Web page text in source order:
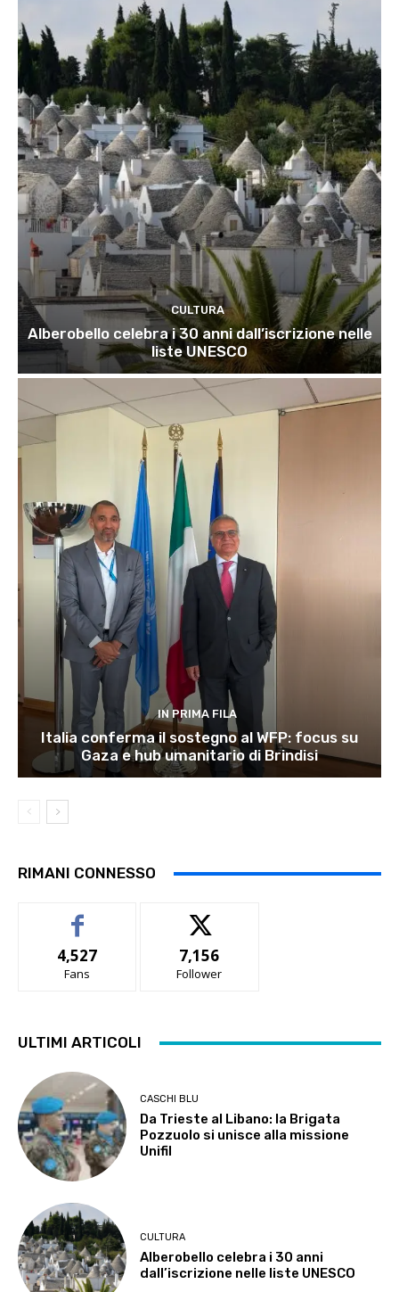
CULTURA
Alberobello celebra i 30 anni dall’iscrizione nelle
liste UNESCO
IN PRIMA FILA
Italia conferma il sostegno al WFP: focus su
Gaza e hub umanitario di Brindisi
RIMANI CONNESSO
4,527
Fans
7,156
Follower
ULTIMI ARTICOLI
CASCHI BLU
Da Trieste al Libano: la Brigata
Pozzuolo si unisce alla missione
Unifil
CULTURA
Alberobello celebra i 30 anni
dall’iscrizione nelle liste UNESCO